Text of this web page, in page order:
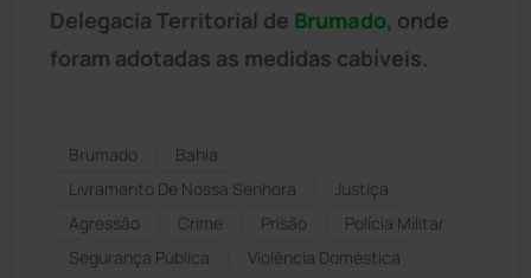
Delegacia Territorial de Brumado, onde
foram adotadas as medidas cabíveis.
Brumado
Bahia
Livramento De Nossa Senhora
Justiça
Agressão
Crime Prisão
Polícia Militar
Segurança Pública
Violência Doméstica